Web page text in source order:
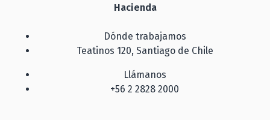
Hacienda
Dónde trabajamos
Teatinos 120, Santiago de Chile
Llámanos
+56 2 2828 2000